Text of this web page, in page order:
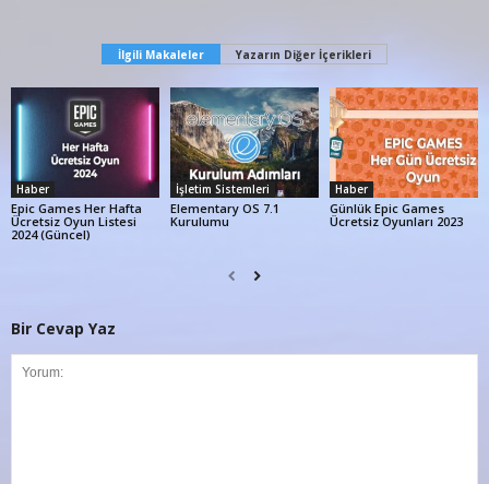
İlgili Makaleler Yazarın Diğer İçerikleri
Haber
Epic Games Her Hafta
Ücretsiz Oyun Listesi
2024 (Güncel)
İşletim Sistemleri
Elementary OS 7.1
Kurulumu
Haber
Günlük Epic Games
Ücretsiz Oyunları 2023
Bir Cevap Yaz